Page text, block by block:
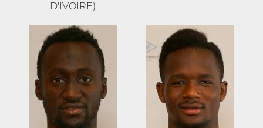
D'IVOIRE)